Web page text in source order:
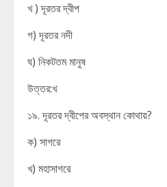
খ ) দূরতর দ্বীপ
গ) দূরতর নদী
ঘ) নিকটতম মানুষ
উত্তর:খ
১৯. দূরতর দ্বীপের অবস্থান কোথায়?
ক) সাগরে
খ) মহাসাগরে